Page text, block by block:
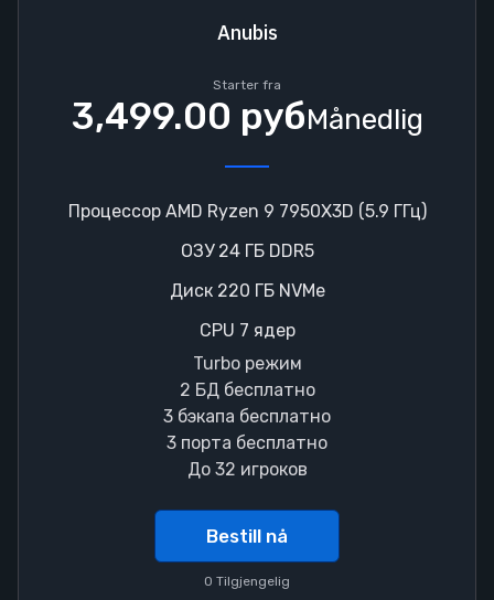
Anubis
Starter fra
3,499.00 рубMånedlig
Процессор AMD Ryzen 9 7950X3D (5.9 ГГц)
ОЗУ 24 ГБ DDR5
Диск 220 ГБ NVMe
CPU 7 ядер
Turbo режим
2 БД бесплатно
3 бэкапа бесплатно
3 порта бесплатно
До 32 игроков
Bestill nå
0 Tilgjengelig